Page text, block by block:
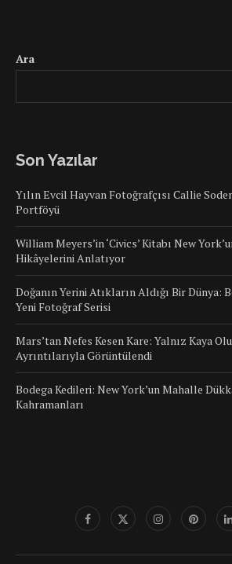
Ara
Son Yazılar
Yılın Evcil Hayvan Fotoğrafçısı Callie
Portföyü
William Meyers’in ‘Civics’ Kitabı New
Hikâyelerini Anlatıyor
Doğanın Yerini Atıkların Aldığı Bir Dünya:
Yeni Fotoğraf Serisi
Mars’tan Nefes Kesen Kare: Yalnız Kaya
Ayrıntılarıyla Görüntülendi
Bodega Kedileri: New York’un Mahalle
Kahramanları